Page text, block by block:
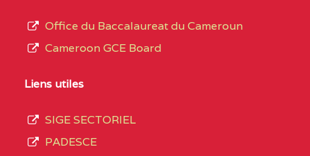
LITTORAL
du
de
septembre
Office du Baccalaureat du Cameroun
Cameroon GCE Board
Liens utiles
SIGE SECTORIEL
PADESCE